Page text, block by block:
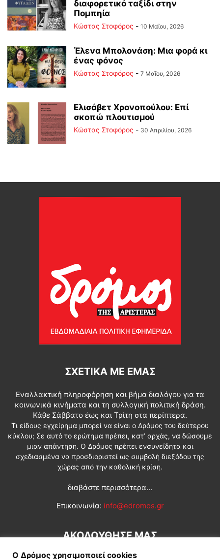
διαφορετικό ταξίδι στην
Πομπηία
Κώστας Στοφόρος - 10 Μαΐου, 2026
Έλενα Μπολονάση: Μια φορά κι
ένας φόνος
Κώστας Στοφόρος - 7 Μαΐου, 2026
Ελισάβετ Χρονοπούλου: Επί
σκοπώ πλουτισμού
Κώστας Στοφόρος - 30 Απριλίου, 2026
ΣΧΕΤΙΚΆ ΜΕ ΕΜΆΣ
Εναλλακτική πληροφόρηση και βήμα διαλόγου για τα
κοινωνικά κινήματα και τη συλλογική πολιτική δράση.
Κάθε Σάββατο έως και Τρίτη στα περίπτερα.
Τι είδους εγχείρημα μπορεί να είναι ο Δρόμος του δεύτερου
κύκλου; Σε αυτό το ερώτημα πρέπει, κατ’ αρχάς, να δώσουμε
μιαν απάντηση. Ο Δρόμος πρέπει ενσυνείδητα και
σχεδιασμένα να προσδιοριστεί ως συμβολή διεξόδου της
χώρας από την καθολική κρίση.
διαβάστε περισσότερα...
Επικοινωνία: info@edromos.gr
ΑΚΟΛΟΥΘΗΣΕ ΜΑΣ
Ο Δρόμος χρησιμοποιεί cookies